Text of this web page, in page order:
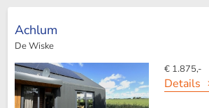
Achlum
De Wiske
€ 1.875,-
Details